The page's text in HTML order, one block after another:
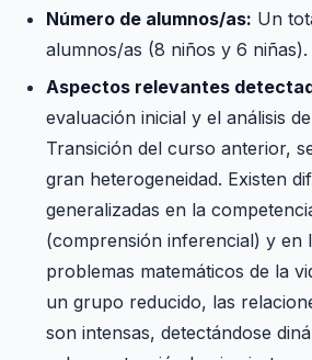
Número de alumnos/as: Un
alumnos/as (8 niños y 6 niñas).
Aspectos relevantes
evaluación inicial y el análisis
Transición del curso anterior,
gran heterogeneidad. Existen
generalizadas en la
(comprensión inferencial) y en
problemas matemáticos de la
un grupo reducido, las
son intensas, detectándose